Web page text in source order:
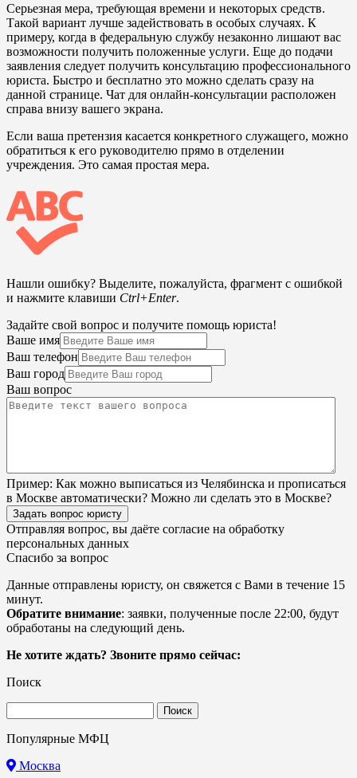
Серьезная мера, требующая времени и некоторых средств.
Такой вариант лучше задействовать в особых случаях. К
примеру, когда в федеральную службу незаконно лишают вас
возможности получить положенные услуги. Еще до подачи
заявления следует получить консультацию профессионального
юриста. Быстро и бесплатно это можно сделать сразу на
данной странице. Чат для онлайн-консультации расположен
справа внизу вашего экрана.
Если ваша претензия касается конкретного служащего, можно
обратиться к его руководителю прямо в отделении
учреждения. Это самая простая мера.
Нашли ошибку? Выделите, пожалуйста, фрагмент с ошибкой
и нажмите клавиши Ctrl+Enter.
Задайте свой вопрос и получите помощь юриста!
Ваше имя
Ваш телефон
Ваш город
Ваш вопрос
Пример: Как можно выписаться из Челябинска и прописаться
в Москве автоматически? Можно ли сделать это в Москве?
Задать вопрос юристу
Отправляя вопрос, вы даёте согласие на обработку
персональных данных
Спасибо за вопрос
Данные отправлены юристу, он свяжется с Вами в течение 15
минут.
Обратите внимание: заявки, полученные после 22:00, будут
обработаны на следующий день.
Не хотите ждать? Звоните прямо сейчас:
Поиск
Популярные МФЦ
Москва